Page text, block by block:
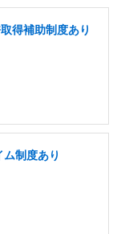
得補助制度あり
制度あり